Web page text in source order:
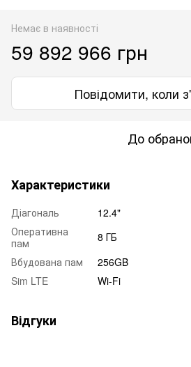
Немає в наявності
59 892 966 грн
Повідомити, коли
До
Характеристики
Діагональ
12.4"
Оперативна
пам
8 ГБ
Вбудована пам
256GB
Sim LTE
Wi-Fi
Відгуки